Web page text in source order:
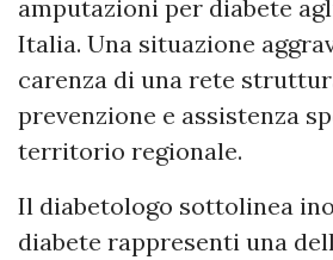
amputazioni per diabete
Italia. Una situazione
carenza di una rete
prevenzione e assistenza
territorio regionale.
Il diabetologo sottolinea
diabete rappresenti una